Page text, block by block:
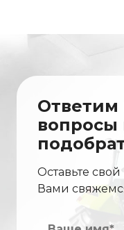
Ответим
Оставьте
Вами